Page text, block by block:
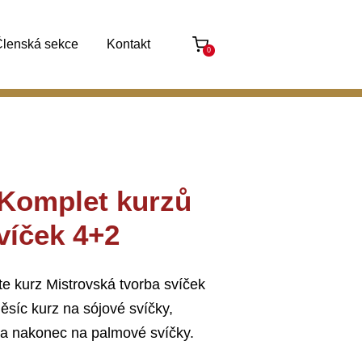
sekce Kontakt 0
kurzů
4+2
kurz Mistrovská tvorba svíček
kurz na sójové svíčky,
nakonec na palmové svíčky.